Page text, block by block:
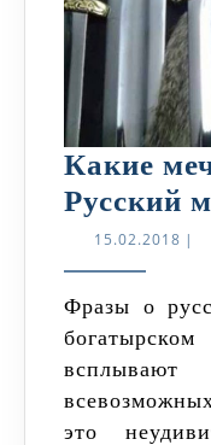
Какие
Русский
15.02.2018 |
Фразы о русском, древнерусском или
это